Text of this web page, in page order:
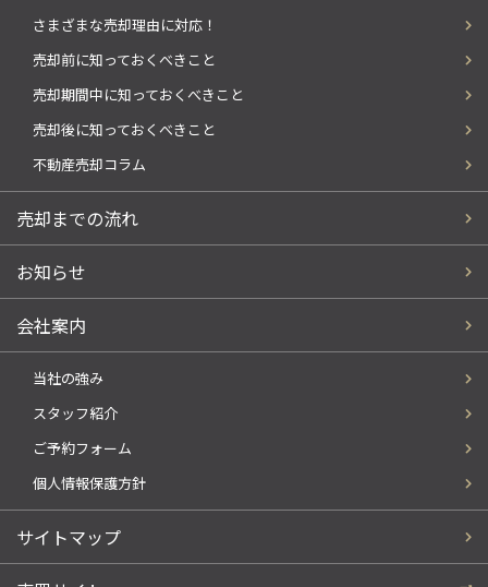
さまざまな売却理由に対応！
売却前に知っておくべきこと
売却期間中に知っておくべきこと
売却後に知っておくべきこと
不動産売却コラム
売却までの流れ
お知らせ
会社案内
当社の強み
スタッフ紹介
ご予約フォーム
個人情報保護方針
サイトマップ